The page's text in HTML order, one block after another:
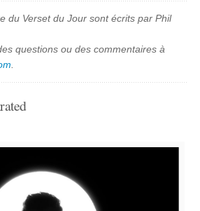
du Verset du Jour sont écrits par Phil
questions ou des commentaires à